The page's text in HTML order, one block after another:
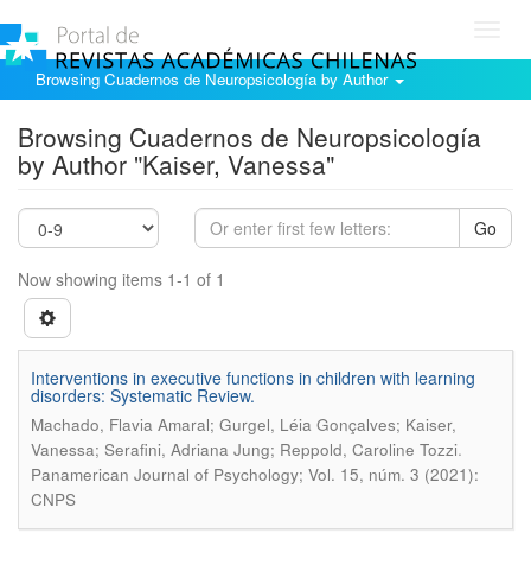
Browsing Cuadernos de Neuropsicología by Author
Browsing Cuadernos de Neuropsicología
by Author "Kaiser, Vanessa"
Go
Now showing items 1-1 of 1
Interventions in executive functions in children with learning
disorders: Systematic Review.
Machado, Flavia Amaral; Gurgel, Léia Gonçalves; Kaiser,
Vanessa; Serafini, Adriana Jung; Reppold, Caroline Tozzi.
Panamerican Journal of Psychology; Vol. 15, núm. 3 (2021):
CNPS